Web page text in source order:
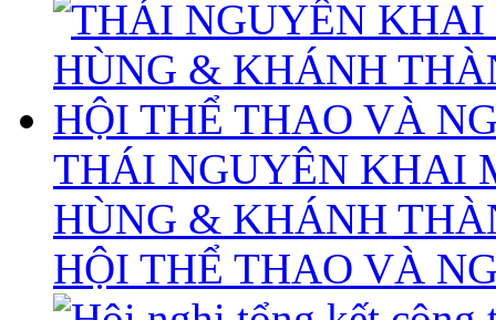
THÁI NGUYÊN KHAI
HÙNG & KHÁNH
HỘI THỂ THAO VÀ